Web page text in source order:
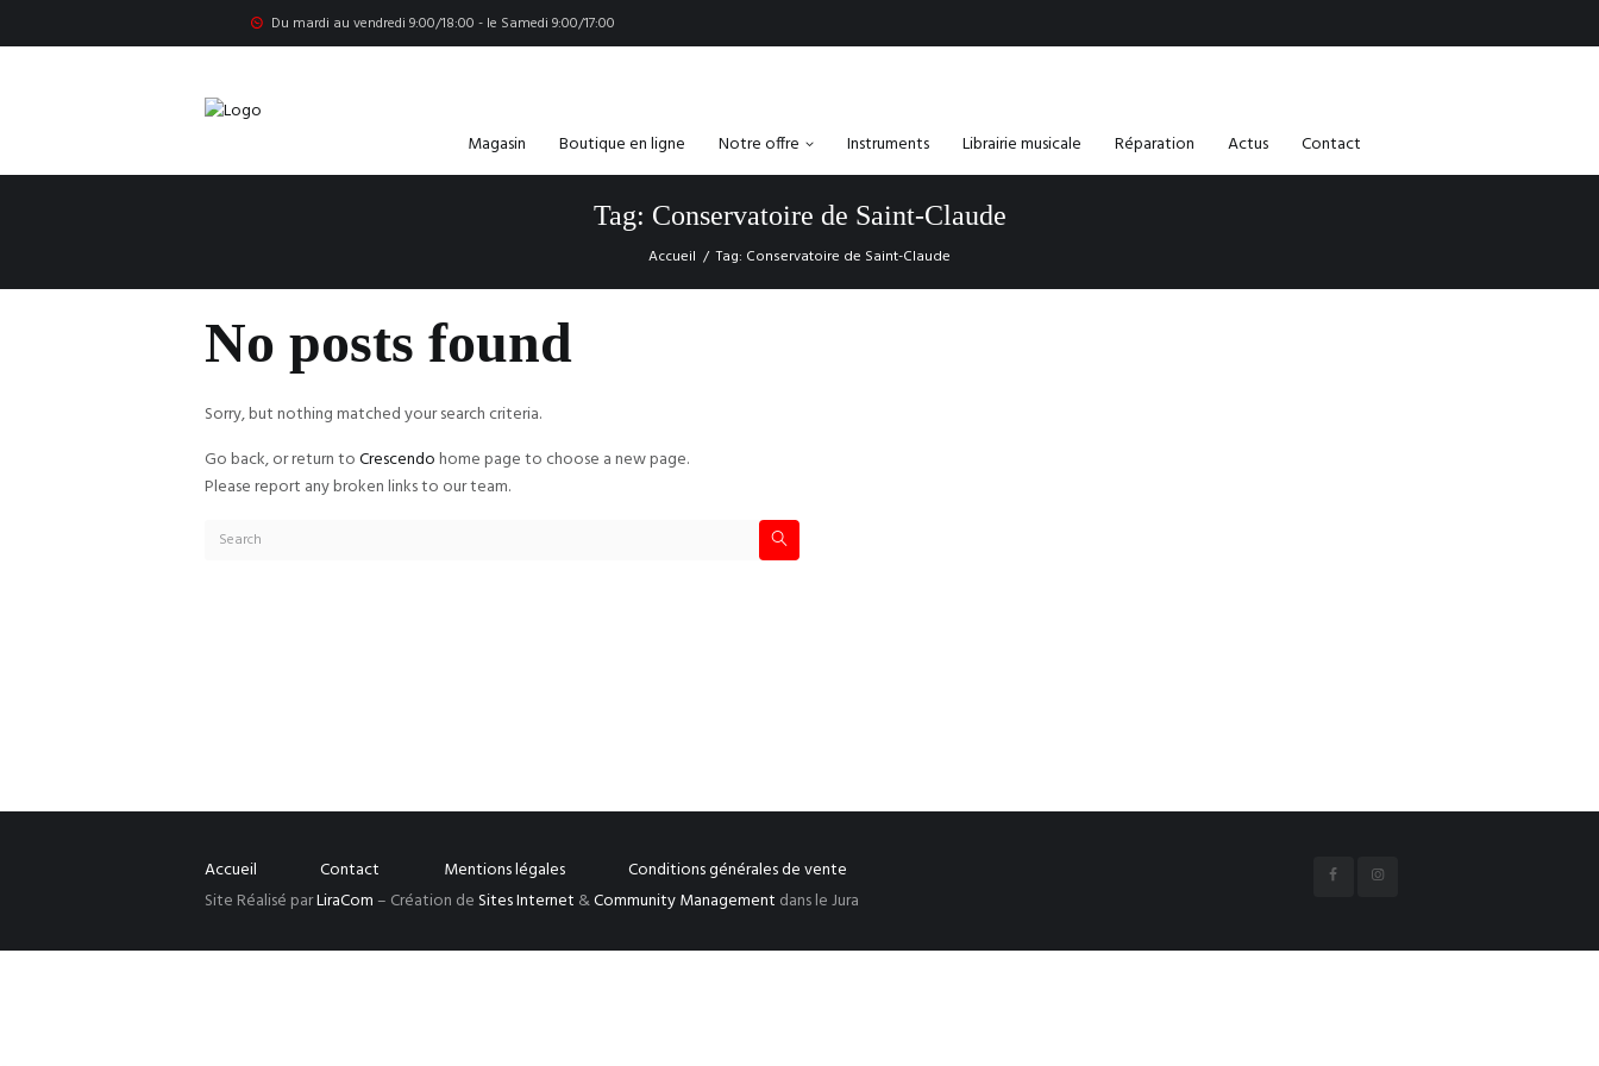
Du mardi au vendredi 9:00/18:00 - le Samedi 9:00/17:00
Magasin Boutique en ligne Notre offre Instruments Librairie musicale Réparation Actus Contact
Tag: Conservatoire de Saint-Claude
Accueil Tag: Conservatoire de Saint-Claude
No posts found
Sorry, but nothing matched your search criteria.
Go back, or return toCrescendohome page to choose a new page.
Please report any broken links to our team.
Accueil Contact Mentions légales
Conditions générales de vente
Site Réalisé parLiraCom– Création deSites Internet &Community Management dans le Jura